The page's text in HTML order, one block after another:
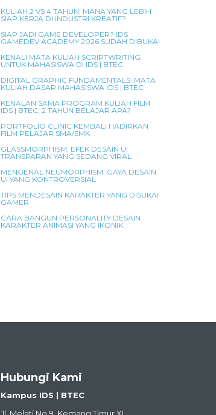
KULIAH 2 VS 4 TAHUN: MANA YANG LEBIH
SIAP KERJA DI INDUSTRI KREATIF?
SIAP JADI GAME DEVELOPER? IDS
GAMEDEV ACADEMY 2026 SUDAH DIBUKA!
KENALI MATA KULIAH SCRIPTWRITING
UNTUK MAHASISWA DI IDS | BTEC
DIGITAL GRAPHIC FUNDAMENTALS: MATA
KULIAH DASAR MAHASISWA IDS | BTEC
KENALAN SAMA PROGRAM KULIAH FILM
IDS | BTEC, 2 TAHUN BELAJAR APA?
PORTFOLIO CLINIC KEMBALI HADIRKAN
FILM PELAJAR SMA/SMK
GLASSMORPHISM: EFEK DESAIN UI
TRANSPARAN YANG SEDANG VIRAL
MENGENAL NEUMORPHISM: GAYA DESAIN
UI YANG KONTROVERSIAL
TIPS MENDESAIN KARAKTER YANG DISUKAI
GAMER
CARA BANGUN PERSONALITY DESAIN
KARAKTER ANIMASI YANG IKONIK
Hubungi Kami
Kampus IDS | BTEC
Jl. Melati No.9, Kemang Timur XI,